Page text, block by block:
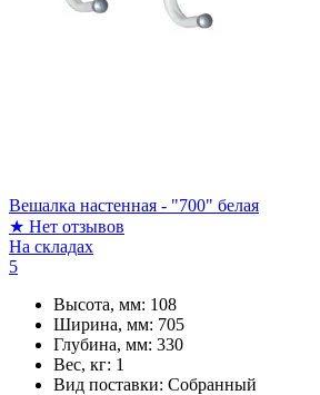
Вешалка настенная - "700" белая
★ Нет отзывов
На складах
5
Высота, мм: 108
Ширина, мм: 705
Глубина, мм: 330
Вес, кг: 1
Вид поставки: Собранный